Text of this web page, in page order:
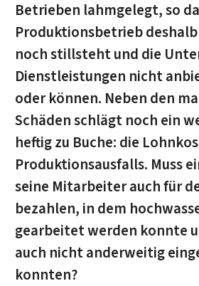
Betrieben lahmgelegt, so
Produktionsbetrieb
noch stillsteht und die
Dienstleistungen nicht
oder können. Neben den
Schäden schlägt noch ein
heftig zu Buche: die
Produktionsausfalls. Muss
seine Mitarbeiter auch für
bezahlen, in dem
gearbeitet werden konnte
auch nicht anderweitig
konnten?